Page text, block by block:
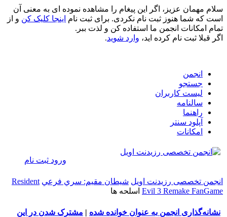
سلام مهمان عزیز، اگر این پیغام را مشاهده نموده ای به معنی آن
است که شما هنوز ثبت نام نکردی. برای ثبت نام اینجا کلیک کن و از
تمام امکانات انجمن ما استفاده کن و لذت ببر.
اگر قبلا ثبت نام کرده اید، وارد شوید.
انجمن
جستجو
لیست کاربران
سالنامه
راهنما
آپلود سنتر
امکانات
ورود ثبت نام
انجمن تخصصی رزیدنت اویل شيطان مقيم: سري فرعي Resident
Evil 3 Remake FanGame اسلحه ها
نشانه‌گذاری انجمن به عنوان خوانده شده | مشترک شدن در این